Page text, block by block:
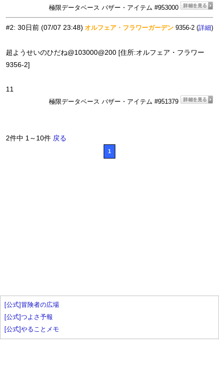
極限データベース バザー・アイテム #953000
#2: 30日前 (07/07 23:48) オルフェア・フラワーガーデン 9356-2 (詳細)
超ようせいのひだね@103000@200 [住所:オルフェア・フラワー
9356-2]
11
極限データベース バザー・アイテム #951379
2件中 1～10件 戻る
1
[公式]冒険者の広場
[公式]つよさ予報
[公式]やることメモ